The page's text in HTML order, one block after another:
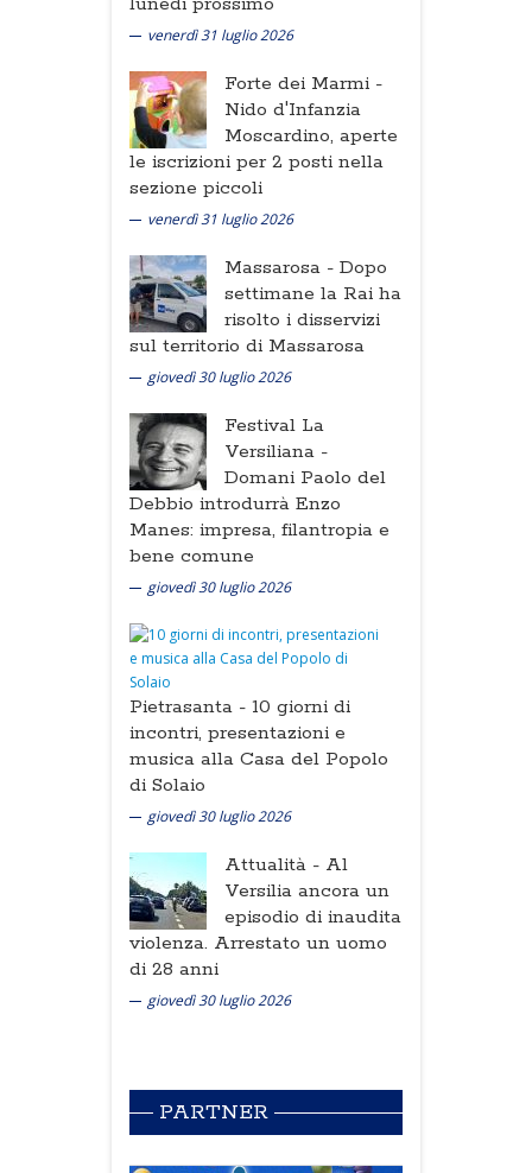
venerdì 31 luglio 2026
Forte dei Marmi -
Nido d'Infanzia
Moscardino, aperte
le iscrizioni per 2 posti nella
sezione piccoli
venerdì 31 luglio 2026
Massarosa - Dopo
settimane la Rai ha
risolto i disservizi
sul territorio di Massarosa
giovedì 30 luglio 2026
Festival La
Versiliana -
Domani Paolo del
Debbio introdurrà Enzo
Manes: impresa, filantropia e
bene comune
giovedì 30 luglio 2026
Pietrasanta - 10 giorni di
incontri, presentazioni e
musica alla Casa del Popolo
di Solaio
giovedì 30 luglio 2026
Attualità - Al
Versilia ancora un
episodio di inaudita
violenza. Arrestato un uomo
di 28 anni
giovedì 30 luglio 2026
PARTNER